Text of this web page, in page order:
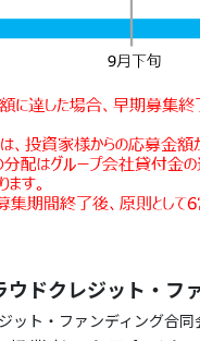
ウドクレジット・フ
ット・ファンディング合同